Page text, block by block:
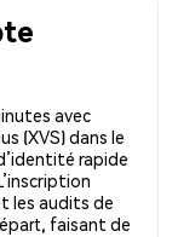
avec
(XVS) dans le
rapide
les audits de
faisant de